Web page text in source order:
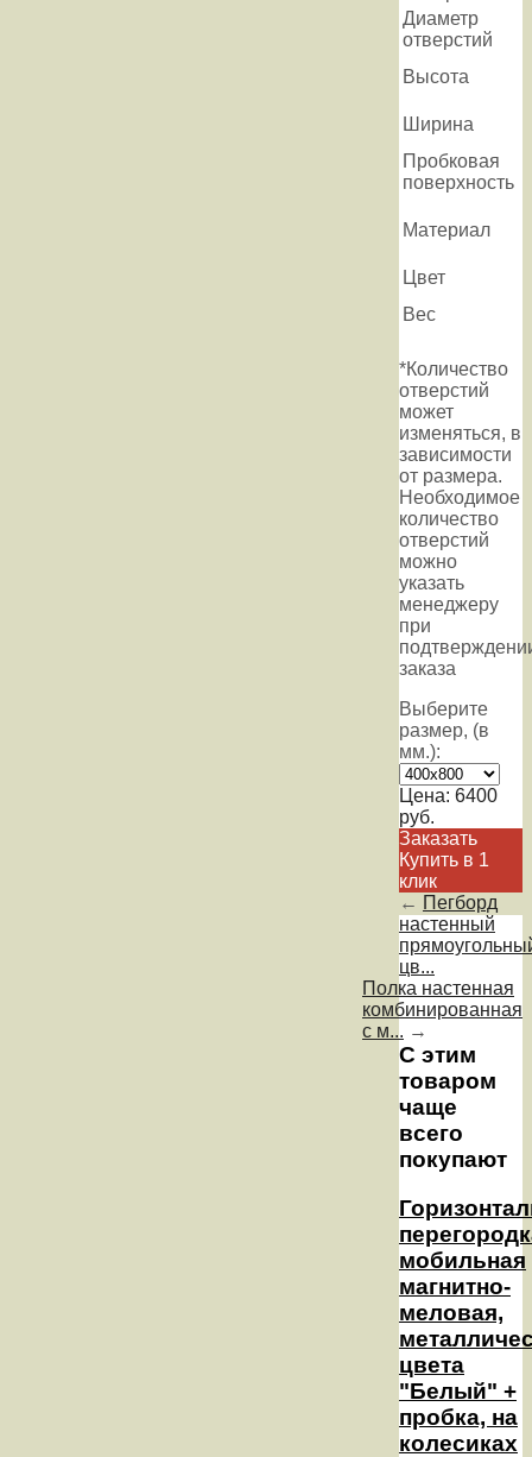
Диаметр
отверстий
Высота
Ширина
Пробковая
поверхность
Материал
Цвет
Вес
*Количество
отверстий
может
изменяться, в
зависимости
от размера.
Необходимое
количество
отверстий
можно
указать
менеджеру
при
заказа
Выберите
размер, (в
мм.):
Цена: 6400
руб.
Заказать
Купить в 1
клик
← Пегборд
настенный
цв...
Полка настенная
комбинированная
с м... →
С этим
товаром
чаще
всего
покупают
мобильная
магнитно-
меловая,
цвета
"Белый" +
пробка, на
колесиках